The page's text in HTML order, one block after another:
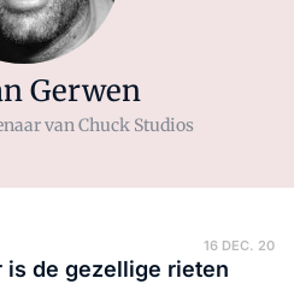
Gerwen
van Chuck Studios
16 DEC. 20
is de gezellige rieten